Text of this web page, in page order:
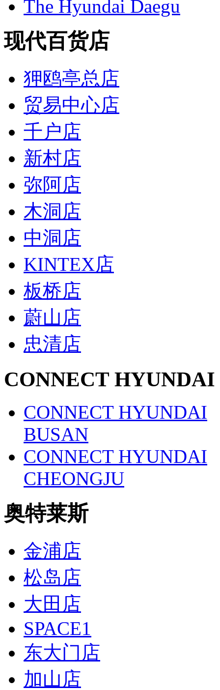
The Hyundai Daegu
现代百货店
狎鸥亭总店
贸易中心店
千户店
新村店
弥阿店
木洞店
中洞店
KINTEX店
板桥店
蔚山店
忠清店
CONNECT HYUNDAI
CONNECT HYUNDAI
BUSAN
CONNECT HYUNDAI
CHEONGJU
奥特莱斯
金浦店
松岛店
大田店
SPACE1
东大门店
加山店